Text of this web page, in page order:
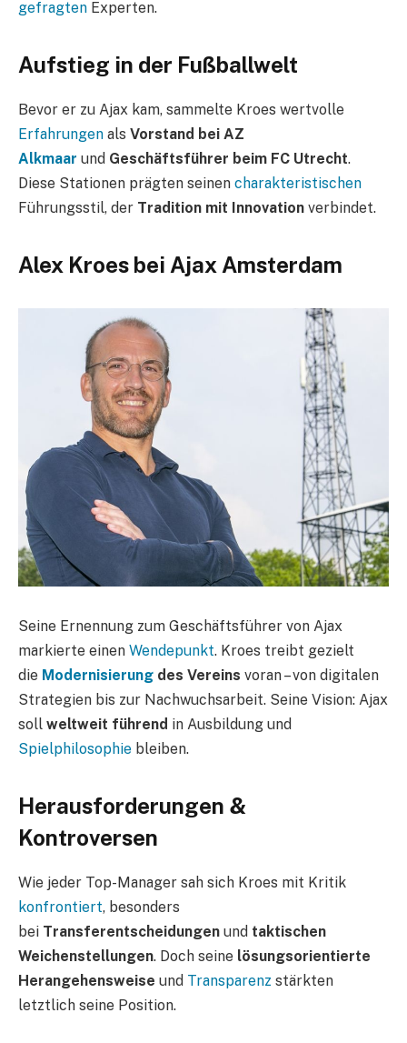
gefragten Experten.
Aufstieg in der Fußballwelt
Bevor er zu Ajax kam, sammelte Kroes wertvolle
Erfahrungen als Vorstand bei AZ
Alkmaar und Geschäftsführer beim FC Utrecht.
Diese Stationen prägten seinen charakteristischen
Führungsstil, der Tradition mit Innovation verbindet.
Alex Kroes bei Ajax Amsterdam
Seine Ernennung zum Geschäftsführer von Ajax
markierte einen Wendepunkt. Kroes treibt gezielt
die Modernisierung des Vereins voran – von digitalen
Strategien bis zur Nachwuchsarbeit. Seine Vision: Ajax
soll weltweit führend in Ausbildung und
Spielphilosophie bleiben.
Herausforderungen &
Kontroversen
Wie jeder Top-Manager sah sich Kroes mit Kritik
konfrontiert, besonders
bei Transferentscheidungen und taktischen
Weichenstellungen. Doch seine lösungsorientierte
Herangehensweise und Transparenz stärkten
letztlich seine Position.